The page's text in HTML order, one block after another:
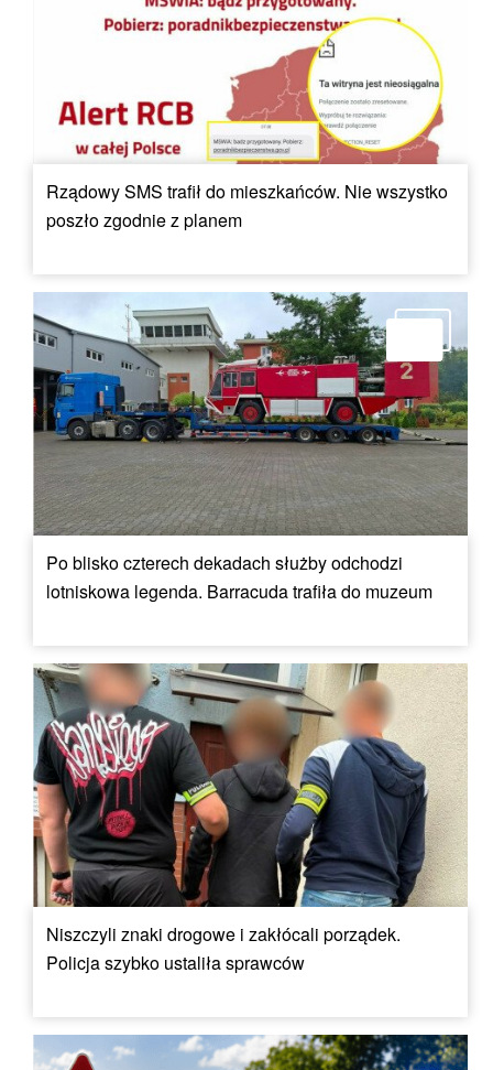
Rządowy SMS trafił do mieszkańców. Nie wszystko
poszło zgodnie z planem
Po blisko czterech dekadach służby odchodzi
lotniskowa legenda. Barracuda trafiła do muzeum
Niszczyli znaki drogowe i zakłócali porządek.
Policja szybko ustaliła sprawców